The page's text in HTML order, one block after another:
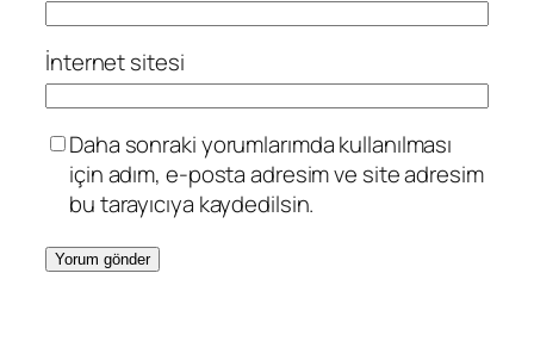
İnternet sitesi
Daha sonraki yorumlarımda kullanılması
için adım, e-posta adresim ve site adresim
bu tarayıcıya kaydedilsin.